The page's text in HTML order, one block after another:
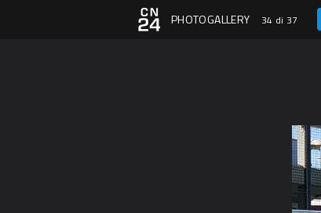
PHOTOGALLERY 34 di 37